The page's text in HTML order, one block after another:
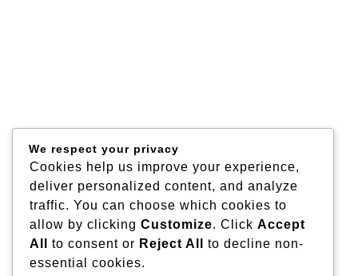
We respect your privacy
Cookies help us improve your experience,
deliver personalized content, and analyze
traffic. You can choose which cookies to
allow by clicking Customize. Click Accept
All
to consent or Reject All
to decline non-
essential cookies.